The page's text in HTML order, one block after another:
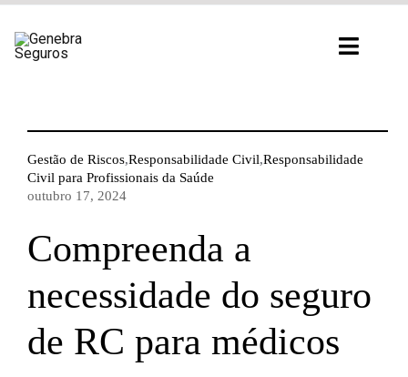
para
Gestão de Riscos,Responsabilidade Civil,Responsabilidade
Civil para Profissionais da Saúde
outubro 17, 2024
Compreenda a
necessidade do seguro
de RC para médicos